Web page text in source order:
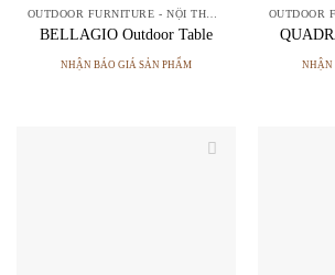
OUTDOOR FURNITURE - NỘI THẤT NGOÀI TRỜI
BELLAGIO Outdoor Table
NHẬN BÁO GIÁ SẢN PHẨM NHẬN